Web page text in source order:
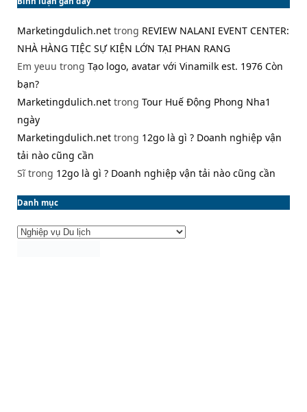
Marketingdulich.net trong REVIEW NALANI EVENT CENTER:
NHÀ HÀNG TIỆC SỰ KIỆN LỚN TẠI PHAN RANG
Em yeuu trong Tạo logo, avatar với Vinamilk est. 1976 Còn
bạn?
Marketingdulich.net trong Tour Huế Động Phong Nha1
ngày
Marketingdulich.net trong 12go là gì ? Doanh nghiệp vận
tải nào cũng cần
Sĩtrong 12go là gì ? Doanh nghiệp vận tải nào cũng cần
Danh mục
Danh